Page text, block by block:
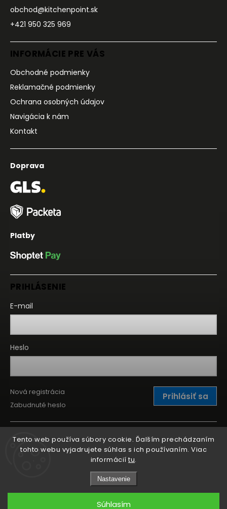
Tento web používa súbory cookie. Ďalším prechádzaním
tohto webu vyjadrujete súhlas s ich používaním. Viac
informácií tu.
Nastavenie
Súhlasím
obchod@kitchenpoint.sk
+421 950 325 969
INFORMÁCIE PRE VÁS
Obchodné podmienky
Reklamačné podmienky
Ochrana osobných údajov
Navigácia k nám
Kontakt
Doprava
Platby
PRIHLÁSENIE
E-mail
Heslo
Prihlásiť sa
Nová registrácia
Zabudnuté heslo